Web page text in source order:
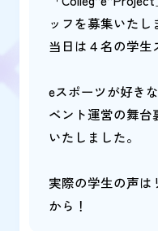
ッフを募集いたし
当日は４名の学生
eスポーツが好き
ベント運営の舞台
いたしました。
実際の学生の声は
から！